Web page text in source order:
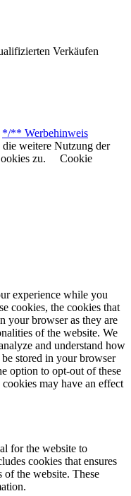
Verkäufen
*/** Werbehinweis
weitere Nutzung der
zu.
Cookie
experience while you
cookies, the cookies that
your browser as they are
of the website. We
and understand how
stored in your browser
option to opt-out of these
may have an effect
for the website to
cookies that ensures
of the website. These